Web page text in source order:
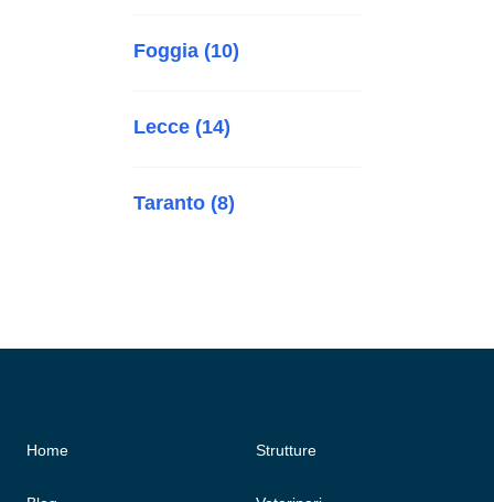
Foggia (10)
Lecce (14)
Taranto (8)
Home Strutture